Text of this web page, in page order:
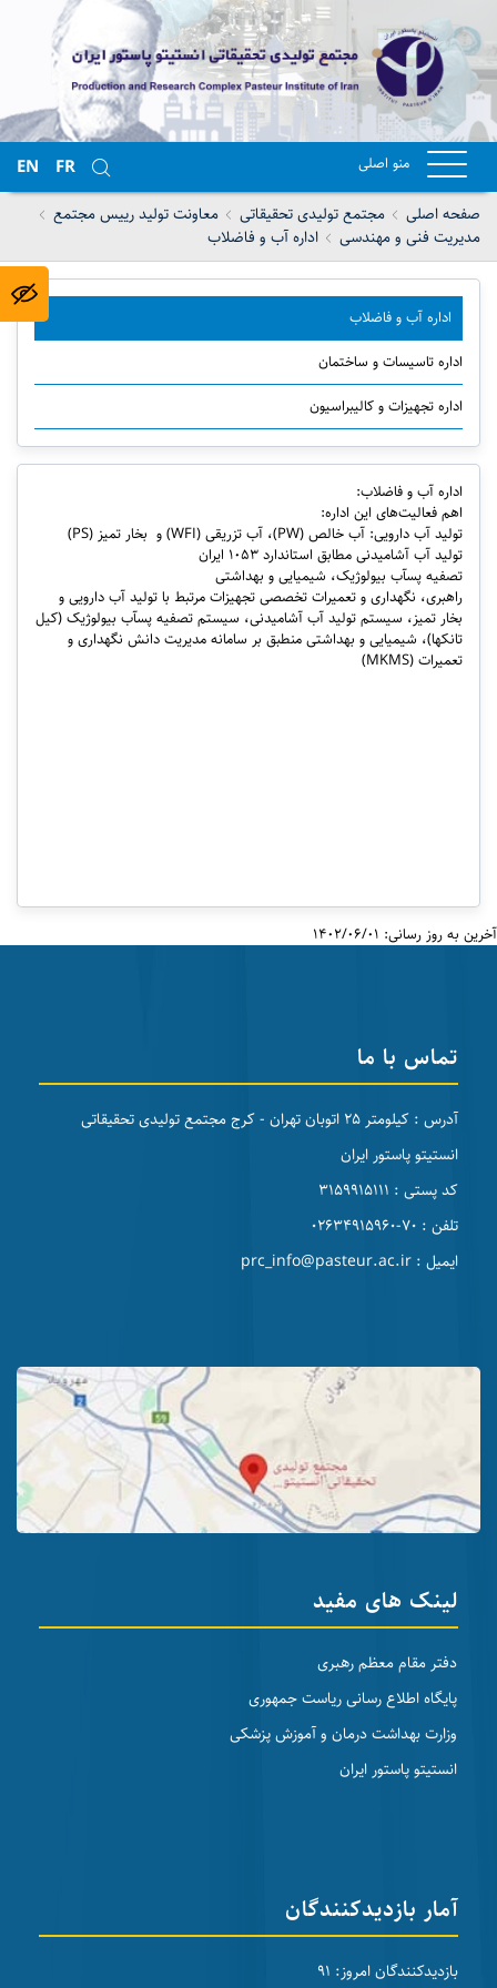
منو اصلی EN FR
صفحه اصلی مجتمع تولیدی تحقیقاتی
معاونت تولید رییس مجتمع
مدیریت فنی و مهندسی
اداره آب و فاضلاب
اداره آب و فاضلاب
اداره تاسیسات و ساختمان
اداره تجهیزات و کالیبراسیون
اداره آب و فاضلاب:
اهم فعالیتهای این اداره:
تولید آب دارویی: آب خالص (PW)، آب تزریقی (WFI) و بخار تمیز (PS
)
تولید آب آشامیدنی مطابق استاندارد 1053 ایران
تصفیه پسآب بیولوژیک، شیمیایی و بهداشتی
راهبری، نگهداری و تعمیرات تخصصی تجهیزات مرتبط با تولید آب دارویی و
بخار تمیز، سیستم تولید آب آشامیدنی، سیستم تصفیه پسآب بیولوژیک (کیل
تانک­ها)، شیمیایی و بهداشتی منطبق بر سامانه مدیریت دانش نگهداری و
تعمیرات (MKMS
)
آخرین به روز رسانی: 1402/06/01
تماس با ما
آدرس : کیلومتر 25 اتوبان تهران - کرج مجتمع تولیدی تحقیقاتی
انستیتو پاستور ایران
کد پستی : 3159915111
تلفن : 70-02634915960
ایمیل : prc_info@pasteur.ac.ir
لینک های مفید
دفتر مقام معظم رهبری
پایگاه اطلاع رسانی ریاست جمهوری
وزارت بهداشت درمان و آموزش پزشکی
انستیتو پاستور ایران
آمار بازدیدکنندگان
بازدیدکنندگان امروز: 91